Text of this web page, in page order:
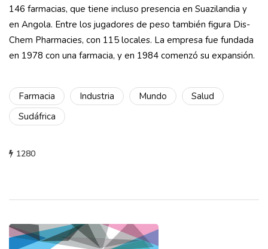
146 farmacias, que tiene incluso presencia en Suazilandia y
en Angola. Entre los jugadores de peso también figura Dis-
Chem Pharmacies, con 115 locales. La empresa fue fundada
en 1978 con una farmacia, y en 1984 comenzó su expansión.
Farmacia Industria Mundo
Salud
Sudáfrica
1280